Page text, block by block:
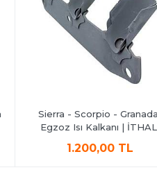
Sierra - Scorpio - Granada
Egzoz Isı Kalkanı | İTHAL
1.200,00 TL